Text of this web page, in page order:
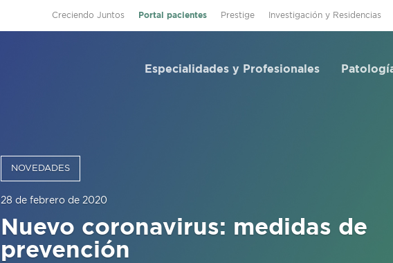
Creciendo Juntos Portal pacientes Prestige Investigación y Residencias
Especialidades y Profesionales
NOVEDADES
28 de febrero de 2020
Nuevo coronavirus: medidas de
prevención